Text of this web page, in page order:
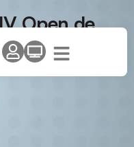
Open de